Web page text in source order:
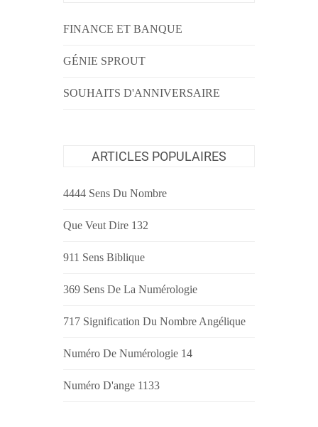
FINANCE ET BANQUE
GÉNIE SPROUT
SOUHAITS D'ANNIVERSAIRE
ARTICLES POPULAIRES
4444 Sens Du Nombre
Que Veut Dire 132
911 Sens Biblique
369 Sens De La Numérologie
717 Signification Du Nombre Angélique
Numéro De Numérologie 14
Numéro D'ange 1133